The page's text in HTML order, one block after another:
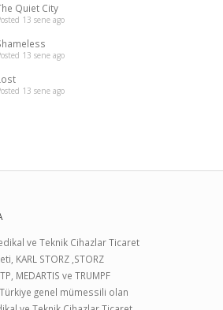
Quiet City
13 sene ago
13 sene ago
13 sene ago
ve Teknik Cihazlar Ticaret
KARL STORZ ,STORZ
MEDARTIS ve TRUMPF
genel mümessili olan